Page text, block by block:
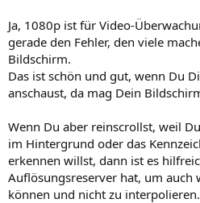
Ja, 1080p ist für Video-
gerade den Fehler, den viele
Bildschirm.
Das ist schön und gut, wenn Du
anschaust, da mag Dein
Wenn Du aber reinscrollst, weil
im Hintergrund oder das
erkennen willst, dann ist es
Auflösungsreserver hat, um auch
können und nicht zu interpolieren.